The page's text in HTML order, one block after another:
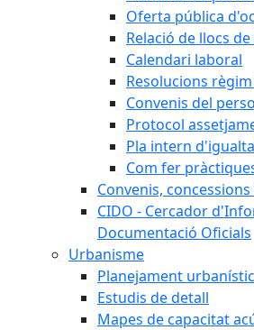
Oferta pública
Relació de llocs
Calendari laboral
Resolucions
Convenis del
Protocol
Pla intern
Com fer
Convenis,
CIDO - Cercador
Documentació Oficials
Urbanisme
Planejament urbanístic
Estudis de detall
Mapes de capacitat